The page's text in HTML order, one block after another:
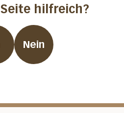
hilfreich?
Nein